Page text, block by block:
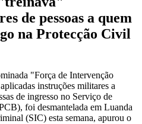
de pessoas a quem
na Protecção Civil
"Força de Intervenção
instruções militares a
de ingresso no Serviço de
foi desmantelada em Luanda
(SIC) esta semana, apurou o